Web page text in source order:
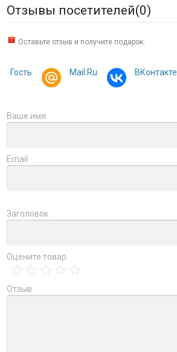
Отзывы посетителей(0)
Оставьте отзыв и получите подарок:
Гость Mail.Ru ВКонтакте
Ваше имя
Email
Заголовок
Оцените товар
Отзыв